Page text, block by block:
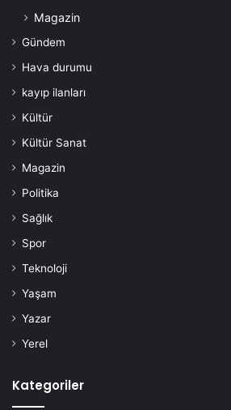
Magazin
Gündem
Hava durumu
kayıp ilanları
Kültür
Kültür Sanat
Magazin
Politika
Sağlık
Spor
Teknoloji
Yaşam
Yazar
Yerel
Kategoriler